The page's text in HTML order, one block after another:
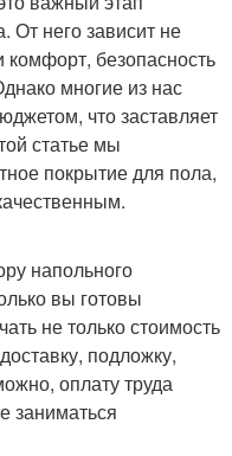
От него зависит не
комфорт, безопасность
многие из нас
что заставляет
статье мы
покрытие для пола,
напольного
вы готовы
не только стоимость
подложку,
оплату труда
заниматься